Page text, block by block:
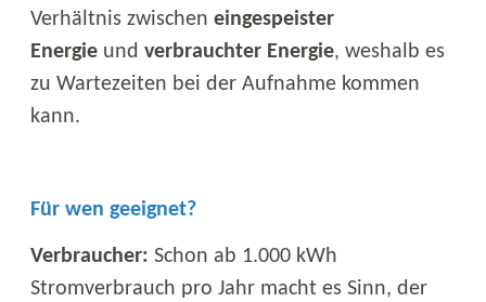
Verhältnis zwischen eingespeister
Energie undverbrauchter Energie, weshalb es
zu Wartezeiten bei der Aufnahme kommen
kann.
Für wen geeignet?
Verbraucher: Schon ab 1.000 kWh
Stromverbrauch pro Jahr macht es Sinn, der